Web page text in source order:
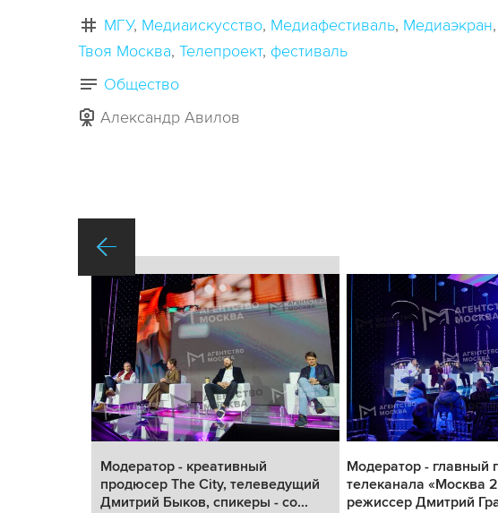
МГУ Медиаискусство Медиафестиваль Медиаэкран
Твоя Москва Телепроект фестиваль
Общество
Александр Авилов
Модератор - креативный
продюсер The City, телеведущий
Дмитрий Быков, спикеры - со...
Модератор - главный
телеканала «Москва
режиссер Дмитрий